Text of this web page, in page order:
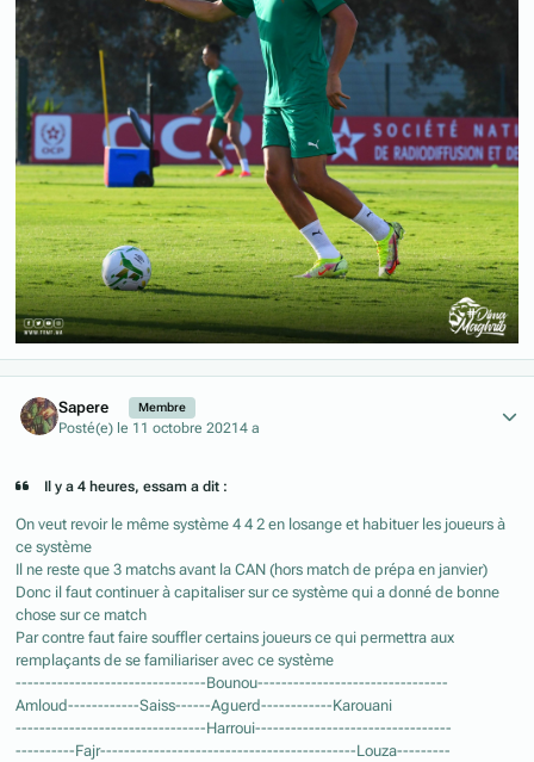
Sapere Membre
Posté(e) le 11 octobre 20214 a
Il y a 4 heures, essam a dit :
On veut revoir le même système 4 4 2 en losange et habituer les joueurs à
ce système
Il ne reste que 3 matchs avant la CAN (hors match de prépa en janvier)
Donc il faut continuer à capitaliser sur ce système qui a donné de bonne
chose sur ce match
Par contre faut faire souffler certains joueurs ce qui permettra aux
remplaçants de se familiariser avec ce système
--------------------------------Bounou--------------------------------
Amloud------------Saiss------Aguerd------------Karouani
--------------------------------Harroui---------------------------------
----------Fajr-------------------------------------------Louza---------